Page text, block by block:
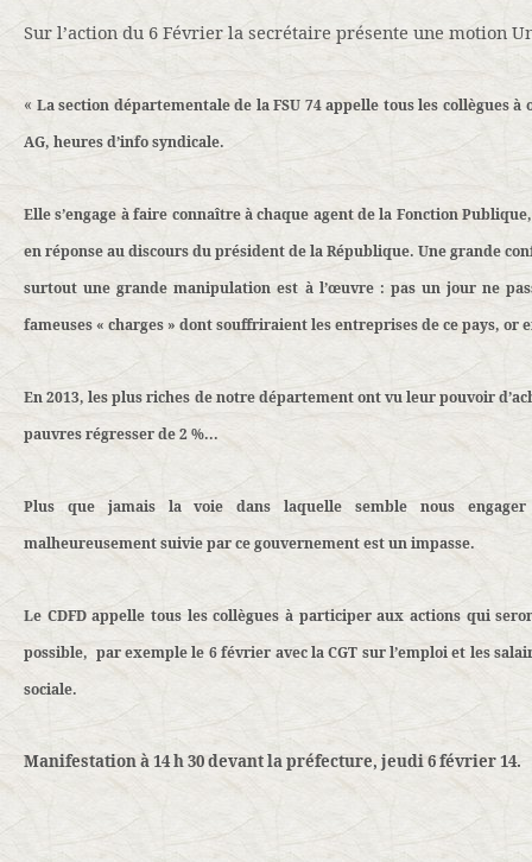
Sur l’action du 6 Février la secrétaire présente une motion
« La section départementale de la FSU 74 appelle tous les collègues
AG, heures d’info syndicale.
Elle s’engage à faire connaître à chaque agent de la Fonction
en réponse au discours du président de la République. Une grande
surtout une grande manipulation est à l’œuvre : pas un jour ne
fameuses « charges » dont souffriraient les entreprises de ce pays, or
En 2013, les plus riches de notre département ont vu leur pouvoir
pauvres régresser de 2 %...
Plus que jamais la voie dans laquelle semble nous
malheureusement suivie par ce gouvernement est un impasse.
Le CDFD appelle tous les collègues à participer aux actions qui
possible, par exemple le 6 février avec la CGT sur l’emploi et les
sociale.
Manifestation à 14 h 30 devant la préfecture, jeudi 6 février 14.